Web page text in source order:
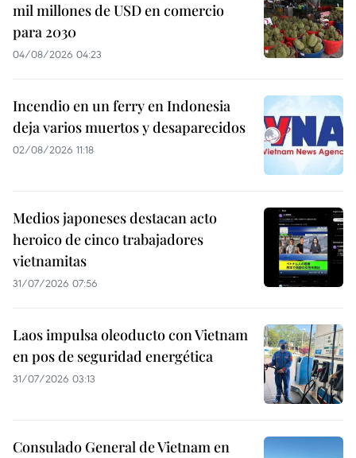
mil millones de USD en comercio
para 2030
04/08/2026 04:23
Incendio en un ferry en Indonesia
deja varios muertos y desaparecidos
02/08/2026 11:18
Medios japoneses destacan acto
heroico de cinco trabajadores
vietnamitas
31/07/2026 07:56
Laos impulsa oleoducto con Vietnam
en pos de seguridad energética
31/07/2026 03:13
Consulado General de Vietnam en